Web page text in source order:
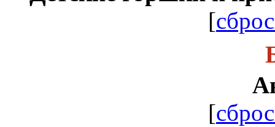
[
[